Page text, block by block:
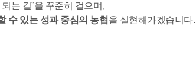
는 길”을 꾸준히 걸으며,
수 있는 성과 중심의 농협 을 실현해가겠습니다.